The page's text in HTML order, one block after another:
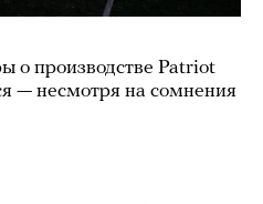
о производстве Patriot
— несмотря на сомнения